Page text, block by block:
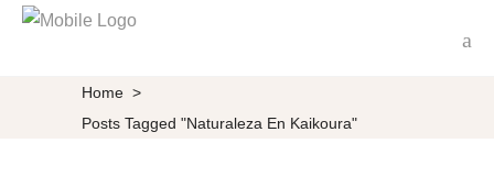
Home >
Posts Tagged "naturaleza En Kaikoura"